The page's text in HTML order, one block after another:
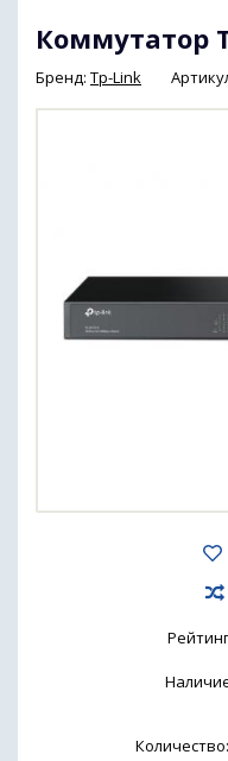
Коммутатор
Бренд: Tp-Link
Количество: